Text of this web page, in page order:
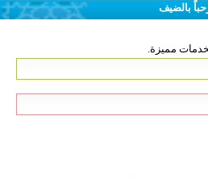
بالضيف
مميزة.